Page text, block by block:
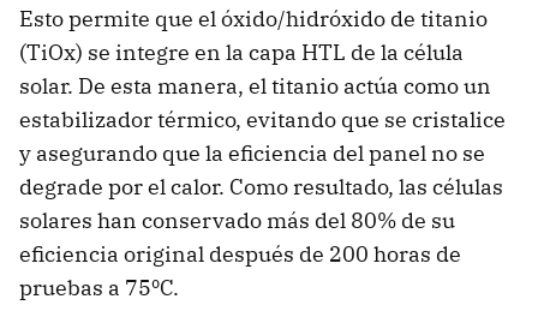
Esto permite que el óxido/hidróxido de titanio
(TiOx) se integre en la capa HTL de la célula
solar. De esta manera, el titanio actúa como un
estabilizador térmico, evitando que se cristalice
y asegurando que la eficiencia del panel no se
degrade por el calor. Como resultado, las células
solares han conservado más del 80% de su
eficiencia original después de 200 horas de
pruebas a 75ºC.